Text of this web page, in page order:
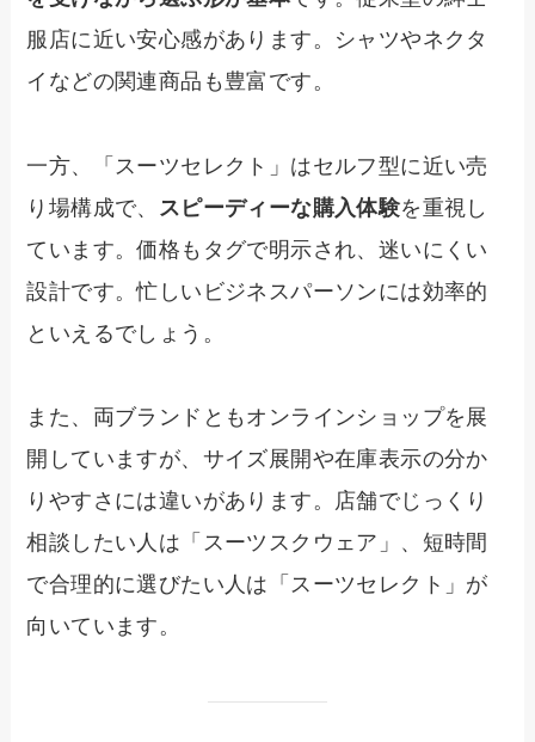
服店に近い安心感があります。シャツやネクタ
イなどの関連商品も豊富です。
一方、「スーツセレクト」はセルフ型に近い売
り場構成で、
スピーディーな購入体験を重視し
ています。価格もタグで明示され、迷いにくい
設計です。忙しいビジネスパーソンには効率的
といえるでしょう。
また、両ブランドともオンラインショップを展
開していますが、サイズ展開や在庫表示の分か
りやすさには違いがあります。店舗でじっくり
相談したい人は「スーツスクウェア」、短時間
で合理的に選びたい人は「スーツセレクト」が
向いています。